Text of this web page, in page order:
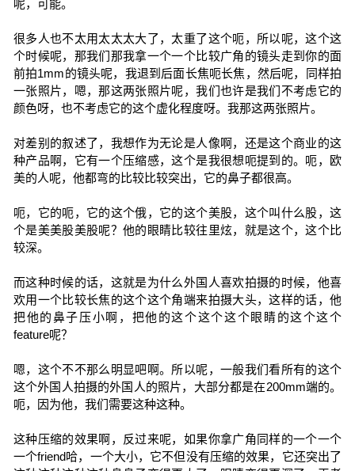
呢，可能。
很多人也不太用太太太大了，太重了这个呃，所以呢，这个这
个时候呢，那我们那我拿一个一个比较广角的镜头走到你的面
前拍1mm的镜头呢，我退到后面长焦呃长焦，然后呢，同样拍
一张照片，嗯，那这两张照片呢，我们也许是我们不考虑它的
颜色呀，也不考虑它的这个虚化程度呀。我那这两张照片。
对差别的叙述了，我想作为无论是人像啊，还是这个商业的这
种产品啊，它有一个压缩感，这个是我很想呃提到的。呃，欧
美的人呢，他都弯的比较比较突出，它的鼻子都很高。
呃，它的呃，它的这个俄，它的这个美股，这个叫什么股，这
个是美美股美股呢？他的眼睛比较往里炫，就是这个，这个比
较深。
而这种时候的话，这就是为什么外国人喜欢拍摄的时候，他喜
欢用一个比较长焦的这个这个角端来拍摄大头，这样的话，他
把他的鼻子压小啊，把他的这个这个这个眼睛的这个这个
feature呢？
嗯，这个不不那么明显吧啊。所以呢，一般我们看所有的这个
这个外国人拍摄的外国人的照片，大部分都是在200mm端的。
呃，因为他，我们需要这种这种。
这种压缩的效果啊，反过来呢，如果你拿广角同样的一个一个
一个friend哈，一个大小，它不但没有压缩的效果，它还突出了